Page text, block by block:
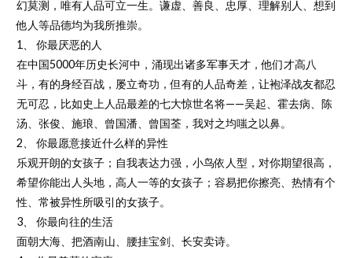
幻莫测，唯有人品可立一生。谦虚、善良、忠厚、理解别人、想到
他人等品德均为我所推崇。
1、 你最厌恶的人
在中国5000年历史长河中，涌现出诸多军事天才，他们才高八
斗，有的身经百战，屡立奇功，但有的人品奇差，让袍泽战友都忍
无可忍，比如史上人品最差的七大惊世名将——吴起、霍去病、陈
汤、张俊、施琅、曾国潘、曾国荃，我对之均嗤之以鼻。
2、 你最愿意接近什么样的异性
乐观开朗的女孩子；自我表达力强，小鸟依人型，对你期望很高，
希望你能出人头地，高人一等的女孩子；容易把你擦亮、热情有个
性、常被异性所吸引的女孩子。
3、 你最向往的生活
面朝大海、把酒南山、腰挂宝剑、长安卖诗。